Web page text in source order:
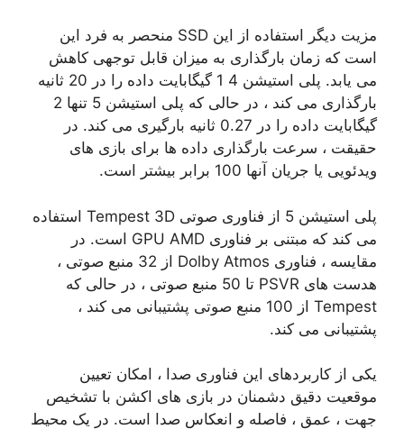
مزیت دیگر استفاده از این SSD منحصر به فرد این
است که زمان بارگذاری به میزان قابل توجهی کاهش
می یابد. پلی استیشن 4 1 گیگابایت داده را در 20 ثانیه
بارگذاری می کند ، در حالی که پلی استیشن 5 تنها 2
گیگابایت داده را در 0.27 ثانیه بارگیری می کند. در
حقیقت ، سرعت بارگذاری داده ها برای بازی های
ویدئویی یا جریان آنها 100 برابر بیشتر است.
پلی استیشن 5 از فناوری صوتی Tempest 3D استفاده
می کند که مبتنی بر فناوری GPU AMD است. در
مقایسه ، فناوری Dolby Atmos از 32 منبع صوتی ،
هدست های PSVR تا 50 منبع صوتی ، در حالی که
Tempest از 100 منبع صوتی پشتیبانی می کند ،
پشتیبانی می کند.
یکی از کاربردهای این فناوری صدا ، امکان تعیین
موقعیت دقیق دشمنان در بازی های اکشن با تشخیص
جهت ، عمق ، فاصله و انعکاس صدا است. در یک محیط